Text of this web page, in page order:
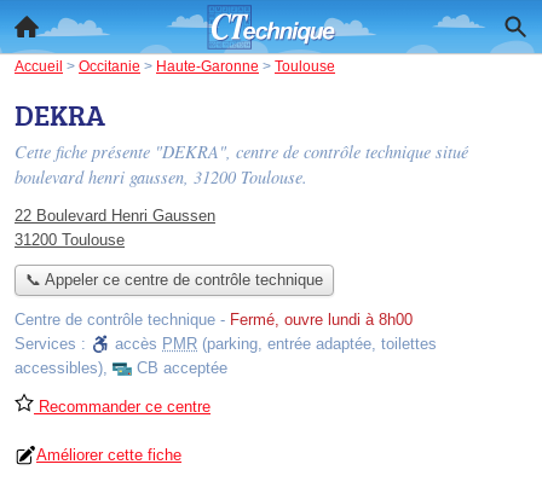
Accueil > Occitanie > Haute-Garonne > Toulouse
DEKRA
Cette fiche présente "DEKRA", centre de contrôle technique situé
boulevard henri gaussen, 31200 Toulouse.
22 Boulevard Henri Gaussen
31200 Toulouse
📞 Appeler ce centre de contrôle technique
Centre de contrôle technique - Fermé, ouvre lundi à 8h00
Services :
accès PMR (parking, entrée adaptée, toilettes
accessibles), CB acceptée
Recommander ce centre
Améliorer cette fiche